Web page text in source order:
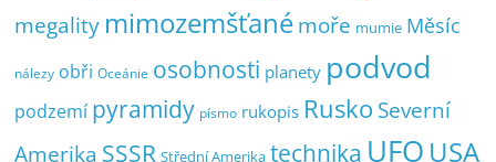
megality mimozemšťanémoře mumie Měsíc
nálezy obři Oceánie osobnosti planety podvod
podzemí pyramidy písmo rukopis Rusko Severní
Amerika SSSR Střední Amerika technika UFO USA